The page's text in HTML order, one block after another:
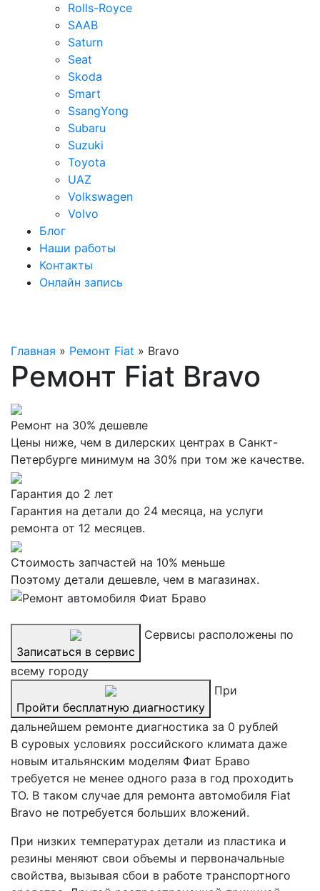
Rolls-Royce
SAAB
Saturn
Seat
Skoda
Smart
SsangYong
Subaru
Suzuki
Toyota
UAZ
Volkswagen
Volvo
Блог
Наши работы
Контакты
Онлайн запись
Главная » Ремонт Fiat » Bravo
Ремонт Fiat Bravo
Ремонт на 30% дешевле
Цены ниже, чем в дилерских центрах в Санкт-
Петербурге минимум на 30% при том же качестве.
Гарантия до 2 лет
Гарантия на детали до 24 месяца, на услуги
ремонта от 12 месяцев.
Стоимость запчастей на 10% меньше
Поэтому детали дешевле, чем в магазинах.
Записаться в сервис
Сервисы расположены по
всему городу
Пройти бесплатную диагностику
При
дальнейшем ремонте диагностика за 0 рублей
В суровых условиях российского климата даже
новым итальянским моделям Фиат Браво
требуется не менее одного раза в год проходить
ТО. В таком случае для ремонта автомобиля Fiat
Bravo не потребуется больших вложений.
При низких температурах детали из пластика и
резины меняют свои объемы и первоначальные
свойства, вызывая сбои в работе транспортного